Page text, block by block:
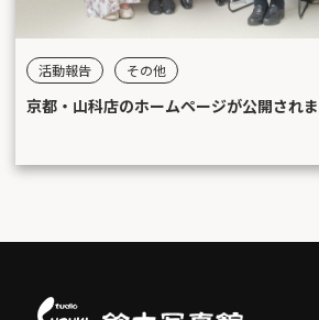
活動報告 その他
京都・山科店のホームページが公開されま